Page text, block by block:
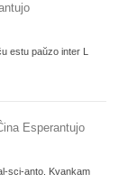
estu paŭzo inter L
Esperantujo
sci-anto. Kvankam